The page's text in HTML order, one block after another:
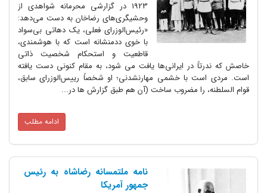
1923 در گزارشی محرمانه شواهدی از
وحشیگری‌های رضاخان به دست می‌دهد:
«رئیس‌الوزرای فعلی، یک دهاتی بی‌سواد
با خوی ددمنشانه است که با هوشمندی،
قاطعیت و استحکام شخصیت ذاتی
خاصش که ندرتاً در ایرانی‌ها یافت می شود، به مقام کنونی دست یافته
است. مردی است با خشمی مهارنشدنی؛ او شخصاً رییس‌الوزرای سابق،
قوام السلطنه، را مضروب ساخت (آن هم طبق گزارش ها در...
ادامه مطلب
نامه ملتمسانه رضاشاه به رئیس
جمهور آمریکا